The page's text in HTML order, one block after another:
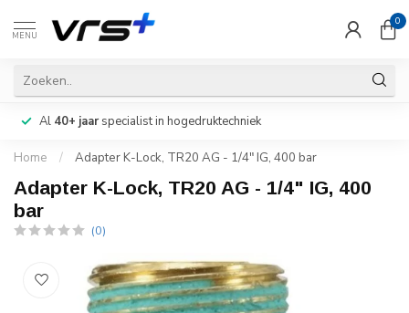
MENU
0
Al 40+ jaarspecialist in hogedruktechniek
Home / Adapter K-Lock, TR20 AG - 1/4" IG, 400 bar
Adapter K-Lock, TR20 AG - 1/4" IG, 400
bar
(0)